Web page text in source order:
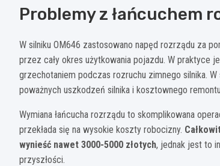
Problemy z łańcuchem
W silniku OM646 zastosowano napęd rozrządu za
przez cały okres użytkowania pojazdu. W praktyce
grzechotaniem podczas rozruchu zimnego silnika.
poważnych uszkodzeń silnika i kosztownego
Wymiana łańcucha rozrządu to skomplikowana
przekłada się na wysokie koszty robocizny.
wynieść nawet 3000-5000 złotych, jednak jest to
przyszłości.